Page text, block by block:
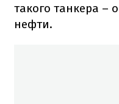
такого танкера –
нефти.